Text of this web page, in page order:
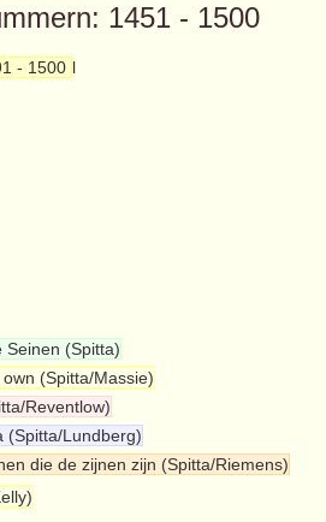
1451 - 1500
- 1500 l
Seinen (Spitta)
(Spitta/Massie)
Reventlow)
(Spitta/Lundberg)
die de zijnen zijn (Spitta/Riemens)